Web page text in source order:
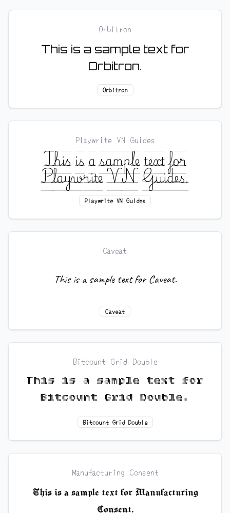
Orbitron
This is a sample text for
Orbitron.
Orbitron
Playwrite VN Guides
This is a sample text for
Playwrite VN Guides.
Playwrite VN Guides
Caveat
This is a sample text for Caveat.
Caveat
Bitcount Grid Double
This is a sample text for
Bitcount Grid Double.
Bitcount Grid Double
Manufacturing Consent
This is a sample text for Manufacturing
Consent.